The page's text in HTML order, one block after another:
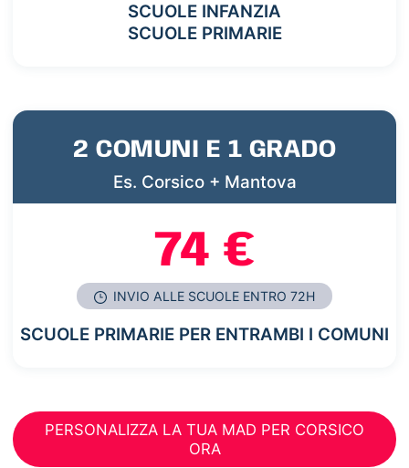
SCUOLE INFANZIA
SCUOLE PRIMARIE
2 COMUNI E 1 GRADO
Es. Corsico + Mantova
74 €
INVIO ALLE SCUOLE ENTRO 72H
SCUOLE PRIMARIE PER ENTRAMBI I COMUNI
PERSONALIZZA LA TUA MAD PER CORSICO
ORA